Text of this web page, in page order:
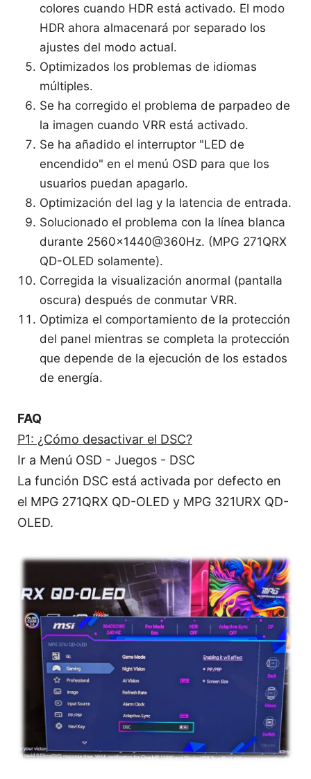
colores cuando HDR está activado. El modo
HDR ahora almacenará por separado los
ajustes del modo actual.
Optimizados los problemas de idiomas
múltiples.
Se ha corregido el problema de parpadeo de
la imagen cuando VRR está activado.
Se ha añadido el interruptor "LED de
encendido" en el menú OSD para que los
usuarios puedan apagarlo.
Optimización del lag y la latencia de entrada.
Solucionado el problema con la línea blanca
durante 2560x1440@360Hz. (MPG 271QRX
QD-OLED solamente).
Corregida la visualización anormal (pantalla
oscura) después de conmutar VRR.
Optimiza el comportamiento de la protección
del panel mientras se completa la protección
que depende de la ejecución de los estados
de energía.
FAQ
P1: ¿Cómo desactivar el DSC?
Ir a Menú OSD - Juegos - DSC
La función DSC está activada por defecto en
el MPG 271QRX QD-OLED y MPG 321URX QD-
OLED.